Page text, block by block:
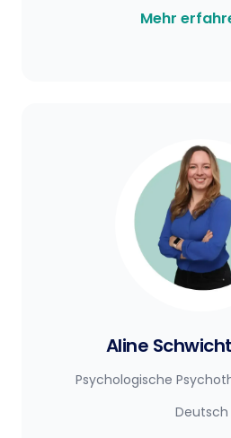
Mehr
Aline
Psychologische
Deutsch